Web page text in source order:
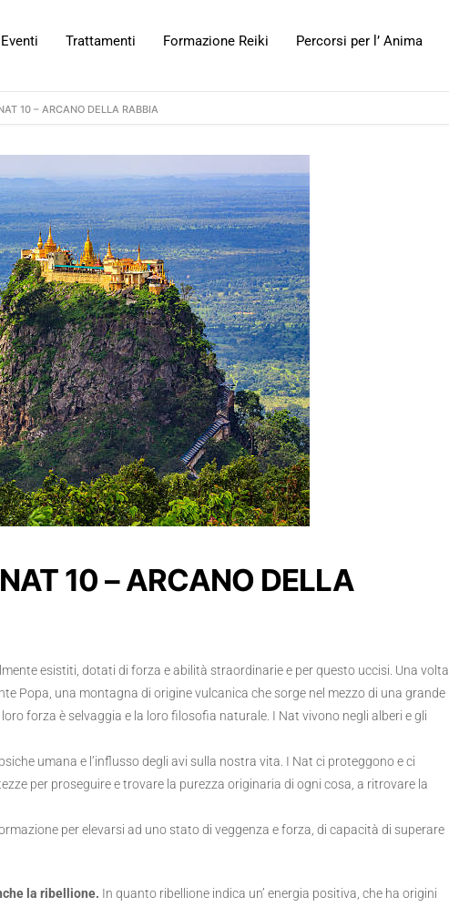
Eventi Trattamenti Formazione Reiki Percorsi per l’ Anima
10 – ARCANO DELLA RABBIA
10 – ARCANO DELLA
esistiti, dotati di forza e abilità straordinarie e per questo uccisi. Una volta
Popa, una montagna di origine vulcanica che sorge nel mezzo di una grande
forza è selvaggia e la loro filosofia naturale. I Nat vivono negli alberi e gli
umana e l’influsso degli avi sulla nostra vita. I Nat ci proteggono e ci
per proseguire e trovare la purezza originaria di ogni cosa, a ritrovare la
per elevarsi ad uno stato di veggenza e forza, di capacità di superare
la ribellione. In quanto ribellione indica un’ energia positiva, che ha origini